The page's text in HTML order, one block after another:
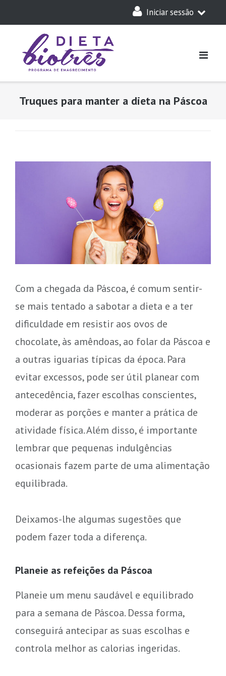
Iniciar sessão
Truques para manter a dieta na Páscoa
Com a chegada da Páscoa, é comum sentir-
se mais tentado a sabotar a dieta e a ter
dificuldade em resistir aos ovos de
chocolate, às amêndoas, ao folar da Páscoa e
a outras iguarias típicas da época. Para
evitar excessos, pode ser útil planear com
antecedência, fazer escolhas conscientes,
moderar as porções e manter a prática de
atividade física. Além disso, é importante
lembrar que pequenas indulgências
ocasionais fazem parte de uma alimentação
equilibrada.
Deixamos-lhe algumas sugestões que
podem fazer toda a diferença.
Planeie as refeições da Páscoa
Planeie um menu saudável e equilibrado
para a semana de Páscoa. Dessa forma,
conseguirá antecipar as suas escolhas e
controla melhor as calorias ingeridas.